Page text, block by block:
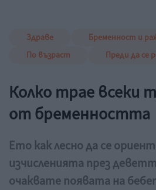
Здраве
Бременност и
По възраст
Преди да се
Колко трае всеки
от бременността
Ето как лесно да се
изчисленията през
очаквате появата на